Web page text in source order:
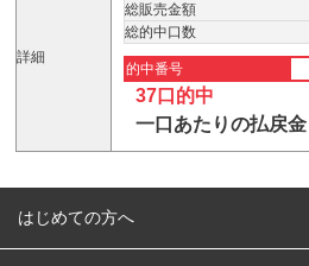
詳細
総販売金額
総的中口数
的中番号
37口的中
一口あたりの払戻
はじめての方へ